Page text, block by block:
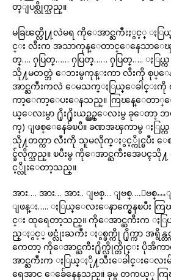
တ္ျပစ္လိုက္သည္။
မခြၽတ္လို႔လဲမရ ကိုေအာင္ႀကီးႏွင့္ ႏြ
င္း လီးက အသာကုန္ေတာင္ေနေသာေၾ
တ္…. ႁပြတ္…… ႁပြတ္…… ႁပြတ္….. ႏြ
သို႔မတတ္ဘဲ ေဘးမွကုန္းကာ လီးကို စုပ္ေ
အာင္ႀကီးကလဲ ေမသက္ႏြယ္ေခါင္းကို
ကာ့ေကာ့ေပးေနသည္။ ကြၽန္ေတာ္ေ
ယ္ေလးမွာ ႐ိုး႐ိုးယဥ္ယဥ္ေလးမွ ခုေတာ့
က္) ျဖစ္ေနေခ်ၿပီ။ ခဏအၾကာမွ ႏြယ္
သို႔တတ္ကာ လီးကို သူမလိုက္ႏွင့္ကိုင္ၿပီး ေ
င္ခ်လိုက္သည္။ ၿပီးမွ ကိုေအာင္ႀကီးအေပၚ
င့္လိုးေတာ့သည္။
အား…. အား… အား.. ျဗစ္… ျဗစ္….ျဗစ္…
ျဖန္း….. ႏြယ္ေလးေနာက္မွေနၿပီး ကြ
င္း ထုရေတာ့သည္။ ကိုေအာင္ႀကီးက ႏြ
ည္ႏွင့္ ဖင္လုံးႀကီး ႏွစ္ဖက္ကို ႐ိုက္ကာ အရွိန္
ကေတာ့ ကိုေအာင္ႀကီး႐ိုက္လိုက္တိုင္း ပိုအိ
အာင္ႀကီးက ႏြယ္ႏို႔သီးေခါင္းေလးမ်
ရေအာင ေခ်ေနေနသည္။ ခုမွ တကယ့္ ကြ